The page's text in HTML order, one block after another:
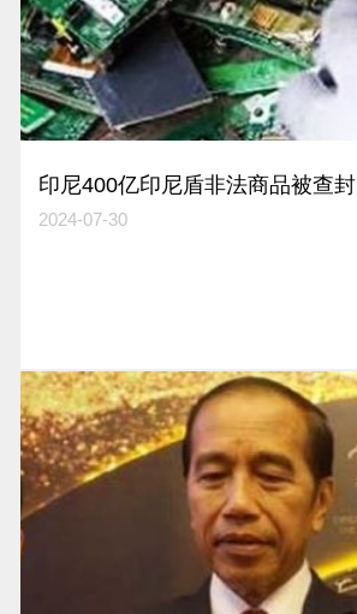
印尼400亿印尼盾非法商品被查封
2024-07-30